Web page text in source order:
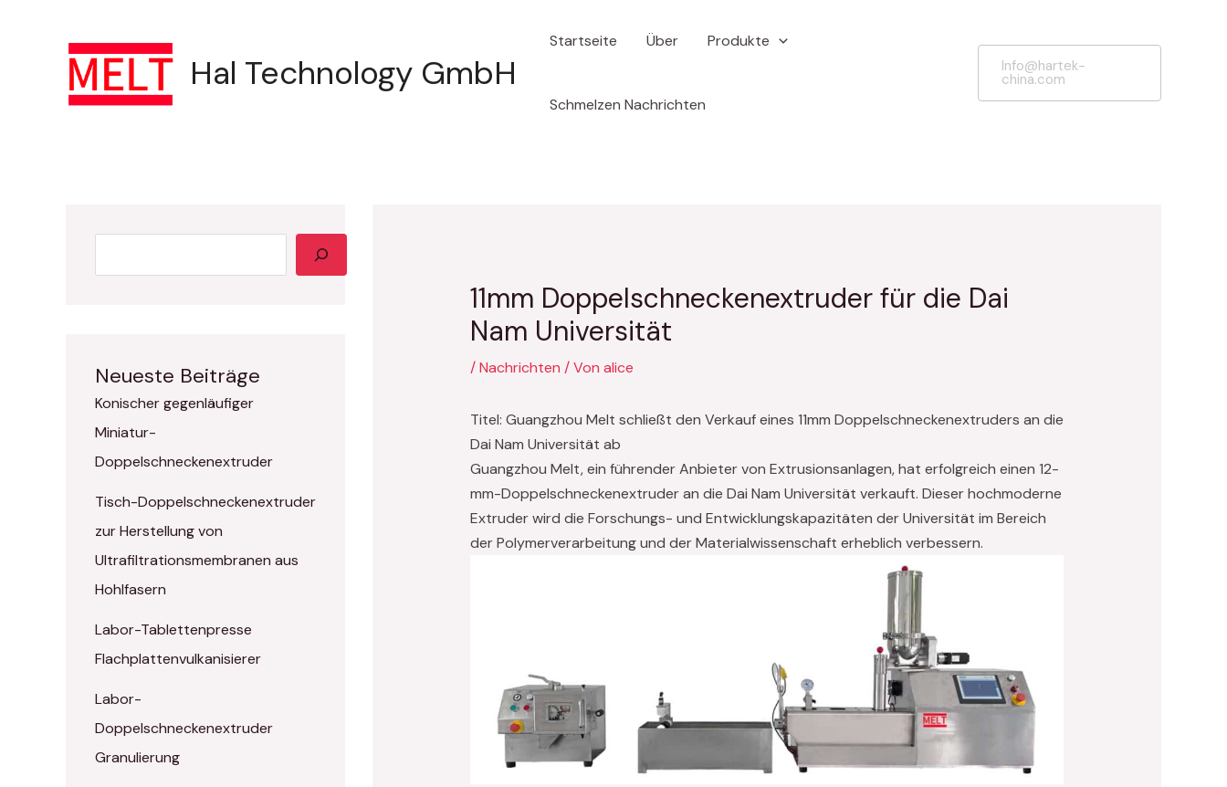
Hal Technology GmbH
Startseite Über Produkte
Schmelzen Nachrichten
Info@hartek-
china.com
Neueste Beiträge
Konischer gegenläufiger
Miniatur-
Doppelschneckenextruder
Tisch-Doppelschneckenextruder
zur Herstellung von
Ultrafiltrationsmembranen aus
Hohlfasern
Labor-Tablettenpresse
Flachplattenvulkanisierer
Labor-
Doppelschneckenextruder
Granulierung
11mm Doppelschneckenextruder für die Dai
Nam Universität
/Nachrichten / Von alice
Titel: Guangzhou Melt schließt den Verkauf eines 11mm Doppelschneckenextruders an die
Dai Nam Universität ab
Guangzhou Melt, ein führender Anbieter von Extrusionsanlagen, hat erfolgreich einen 12-
mm-Doppelschneckenextruder an die Dai Nam Universität verkauft. Dieser hochmoderne
Extruder wird die Forschungs- und Entwicklungskapazitäten der Universität im Bereich
der Polymerverarbeitung und der Materialwissenschaft erheblich verbessern.
Navigation